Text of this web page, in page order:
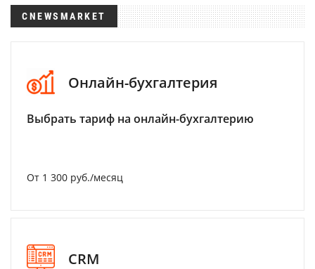
CNEWSMARKET
Онлайн-бухгалтерия
Выбрать тариф на онлайн-бухгалтерию
От 1 300 руб./месяц
CRM